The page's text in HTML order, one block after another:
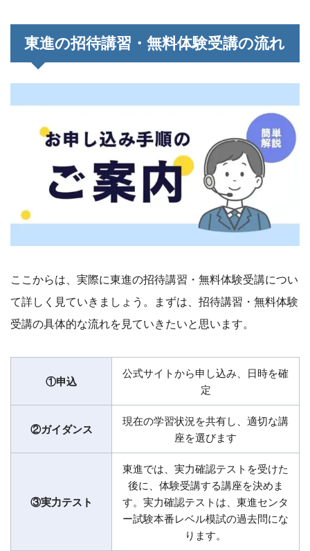
東進の招待講習・無料体験受講の流れ
ここからは、実際に東進の招待講習・無料体験受講につい
て詳しく見ていきましょう。まずは、招待講習・無料体験
受講の具体的な流れを見ていきたいと思います。
①申込
公式サイトから申し込み、日時を確
定
②ガイダンス
現在の学習状況を共有し、適切な講
座を選びます
③実力テスト
東進では、実力確認テストを受けた
後に、体験受講する講座を決めま
す。実力確認テストは、東進センタ
ー試験本番レベル模試の過去問にな
ります。